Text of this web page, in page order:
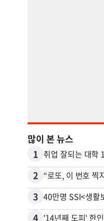
많이 본 뉴스
1 취업 잘되는 대학
2
3
4